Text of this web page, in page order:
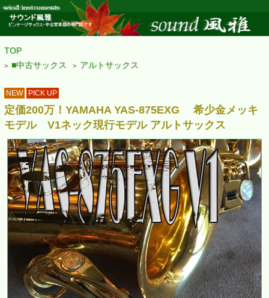
TOP
> ■中古サックス > アルトサックス
NEW PICK UP
定価200万！YAMAHA YAS-875EXG 希少金メッキ
モデル V1ネック現行モデル アルトサックス